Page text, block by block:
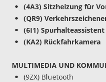
(4A3) Sitzheizung für
(QR9)
(6I1)
(KA2) Rückfahrkamera
MULTIMEDIA UND
(9ZX) Bluetooth